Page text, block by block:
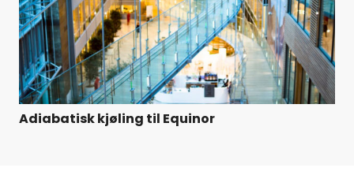
Adiabatisk kjøling til Equinor